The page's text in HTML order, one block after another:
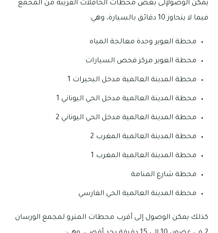
يمكن الوصولإلى بعض محطات الحافلات القريبة من المجمع
فيما لا يتحاوز 10 دقائق بالسيارة، وهي:
محطة العوير وحدة معالجة المياه
محطة العوير مركز فحص السيارات
محطة المدينة العالمية مدخل البحيرات 1
محطة المدينة العالمية مدخل الحي اليوناني 1
محطة المدينة العالمية مدخل الحي اليوناني 2
محطة المدينة العالمية المغرب 2
محطة المدينة العالمية المغرب 1
محطة شارع المنامة
محطة المدينة العالمية الحي الفارسي
كذلك يمكن الوصول إلى أقرب محطات المترو لمجمع الورسان